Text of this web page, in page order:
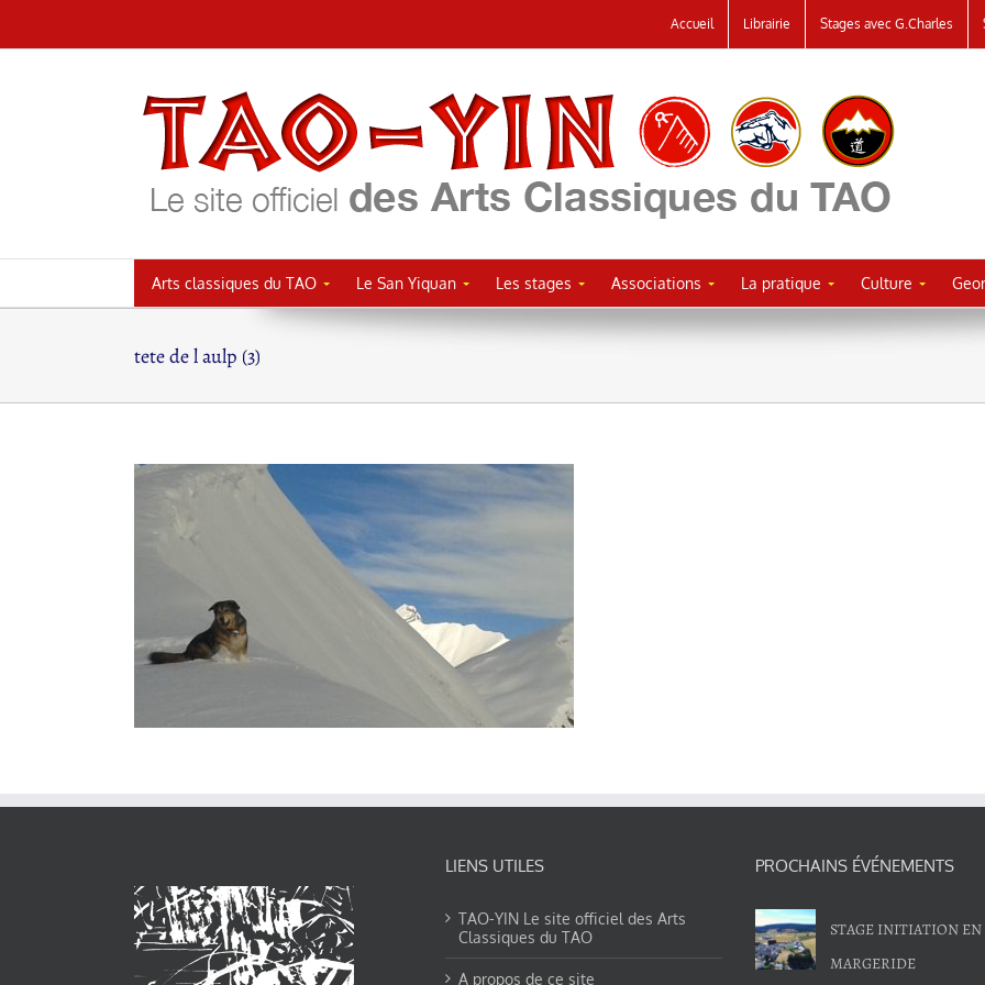
au
Accueil Librairie Stages avec G.Charles
Arts classiques du TAO Le San Yiquan Les stages Associations La pratique Culture
tete de l aulp (3)
LIENS UTILES
TAO-YIN Le site officiel des Arts
Classiques du TAO
A propos de ce site
PROCHAINS ÉVÉNEMENTS
STAGE INITIATION EN
MARGERIDE